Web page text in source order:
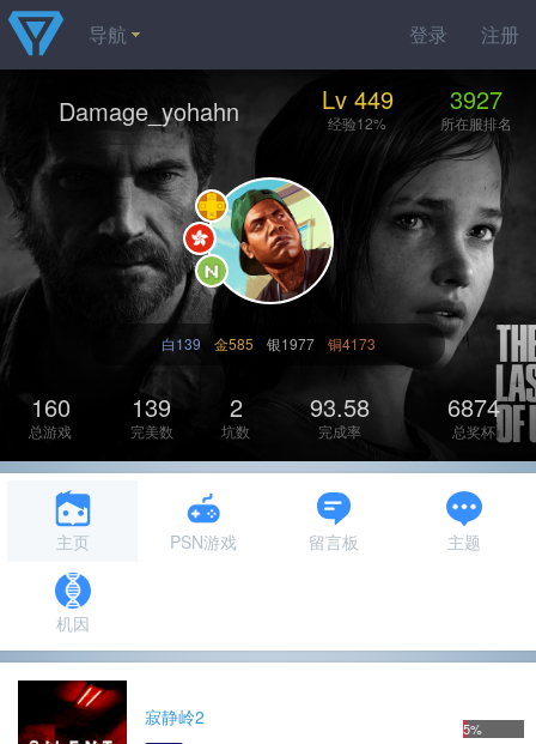
登录 注册
导航
Damage_yohahn Lv 449
经验12%
3927
所在服排名
白139 金585 银1977 铜4173
160
总游戏
139
完美数
2
坑数
93.58
完成率
6874
总奖杯
主页 PSN游戏 留言板 主题
机因
寂静岭2 5%